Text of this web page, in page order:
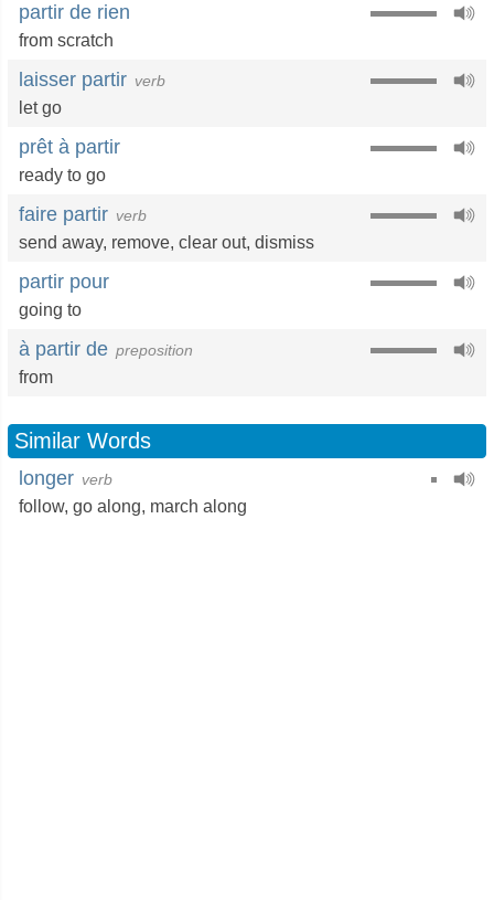
partir de rien
from scratch
laisser partir verb
let go
prêt à partir
ready to go
faire partir verb
send away, remove, clear out, dismiss
partir pour
going to
à partir de preposition
from
Similar Words
longer verb
follow, go along, march along